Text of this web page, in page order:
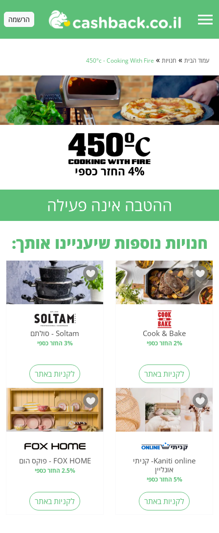
menu הרשמה
עמוד הבית » חנויות »
450°c - Cooking With Fire
4% החזר כספי
ההטבה אינה פעילה
חנויות נוספות שיעניינו אותך:
Cook & Bake
2% החזר כספי
לקניות באתר
Soltam - סולתם
3% החזר כספי
לקניות באתר
Kaniti online- קניתי
אונליין
5% החזר כספי
לקניות באתר
FOX HOME - פוקס הום
2.5% החזר כספי
לקניות באתר